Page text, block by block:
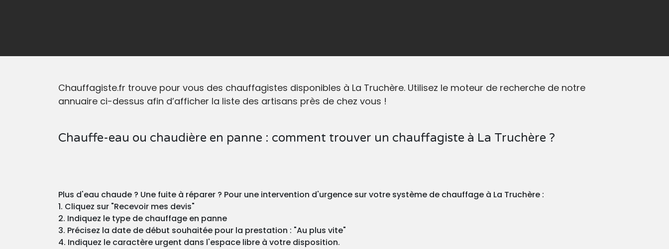
Chauffagiste.fr trouve pour vous des chauffagistes disponibles à La Truchère. Utilisez le moteur de recherche de notre
annuaire ci-dessus afin d’afficher la liste des artisans près de chez vous !
Chauffe-eau ou chaudière en panne : comment trouver un chauffagiste à La Truchère ?
Plus d'eau chaude ? Une fuite à réparer ? Pour une intervention d'urgence sur votre système de chauffage à La Truchère :
1. Cliquez sur "Recevoir mes devis"
2. Indiquez le type de chauffage en panne
3. Précisez la date de début souhaitée pour la prestation : "Au plus vite"
4. Indiquez le caractère urgent dans l'espace libre à votre disposition.